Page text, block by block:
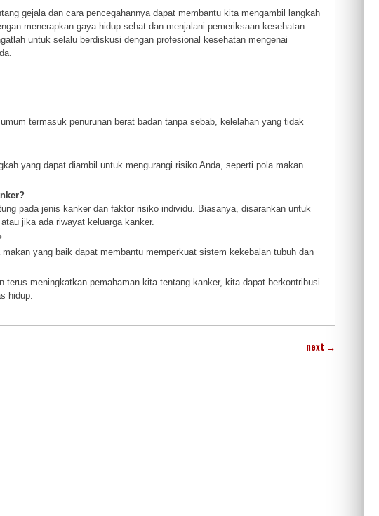
gejala dan cara pencegahannya dapat membantu kita mengambil langkah
menerapkan gaya hidup sehat dan menjalani pemeriksaan kesehatan
untuk selalu berdiskusi dengan profesional kesehatan mengenai
termasuk penurunan berat badan tanpa sebab, kelelahan yang tidak
yang dapat diambil untuk mengurangi risiko Anda, seperti pola makan
pada jenis kanker dan faktor risiko individu. Biasanya, disarankan untuk
jika ada riwayat keluarga kanker.
yang baik dapat membantu memperkuat sistem kekebalan tubuh dan
meningkatkan pemahaman kita tentang kanker, kita dapat berkontribusi
hidup.
next →